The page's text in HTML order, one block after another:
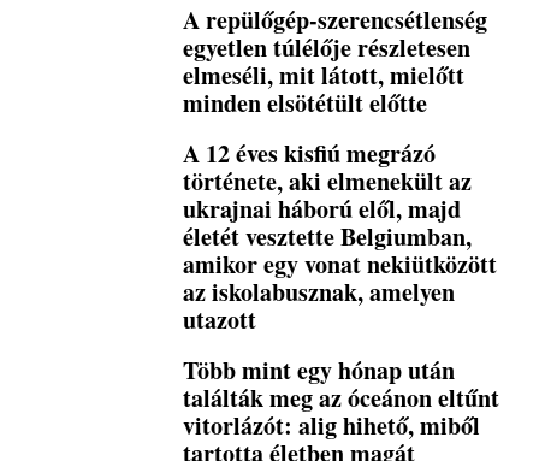
A repülőgép-szerencsétlenség
egyetlen túlélője részletesen
elmeséli, mit látott, mielőtt
minden elsötétült előtte
A 12 éves kisfiú megrázó
története, aki elmenekült az
ukrajnai háború elől, majd
életét vesztette Belgiumban,
amikor egy vonat nekiütközött
az iskolabusznak, amelyen
utazott
Több mint egy hónap után
találták meg az óceánon eltűnt
vitorlázót: alig hihető, miből
tartotta életben magát